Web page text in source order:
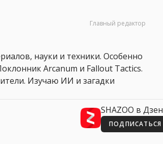
Главный редактор
науки и техники. Особенно
Arcanum и Fallout Tactics.
Изучаю ИИ и загадки
SHAZOO в Дзен
ПОДПИСАТЬСЯ